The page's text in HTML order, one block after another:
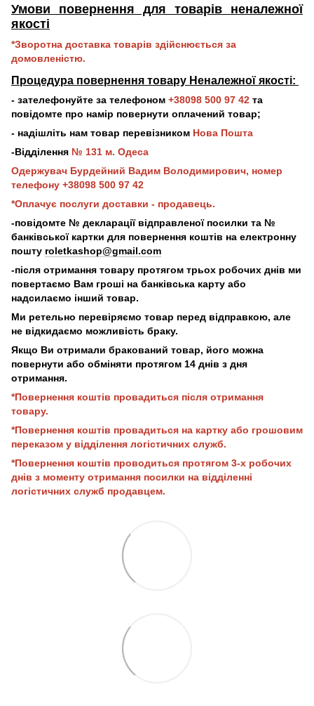
Умови повернення для товарів неналежної
якості
*Зворотна доставка товарів здійснюється за
домовленістю.
Процедура повернення товару Неналежної якості:
- зателефонуйте за телефоном +38098 500 97 42 та
повідомте про намір повернути оплачений товар;
- надішліть нам товар перевізником Нова Пошта
-Відділення № 131 м. Одеса
Одержувач Бурдейний Вадим Володимирович, номер
телефону +38098 500 97 42
*Оплачує послуги доставки - продавець.
-повідомте № декларації відправленої посилки та №
банківської картки для повернення коштів на електронну
пошту roletkashop@gmail.com
-після отримання товару протягом трьох робочих днів ми
повертаємо Вам гроші на банківська карту або
надсилаємо інший товар.
Ми ретельно перевіряємо товар перед відправкою, але
не відкидаємо можливість браку.
Якщо Ви отримали бракований товар, його можна
повернути або обміняти протягом 14 днів з дня
отримання.
*Повернення коштів провадиться після отримання
товару.
*Повернення коштів провадиться на картку або грошовим
переказом у відділення логістичних служб.
*Повернення коштів проводиться протягом 3-х робочих
днів з моменту отримання посилки на відділенні
логістичних служб продавцем.